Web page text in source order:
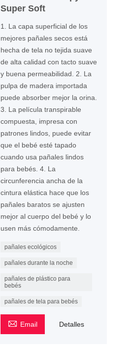
Super Soft
1. La capa superficial de los
mejores pañales secos está
hecha de tela no tejida suave
de alta calidad con tacto suave
y buena permeabilidad. 2. La
pulpa de madera importada
puede absorber mejor la orina.
3. La película transpirable
compuesta, impresa con
patrones lindos, puede evitar
que el bebé esté tapado
cuando usa pañales lindos
para bebés. 4. La
circunferencia ancha de la
cintura elástica hace que los
pañales baratos se ajusten
mejor al cuerpo del bebé y lo
usen más cómodamente.
pañales ecológicos
pañales durante la noche
pañales de plástico para
bebés
pañales de tela para bebés
 Email Detalles